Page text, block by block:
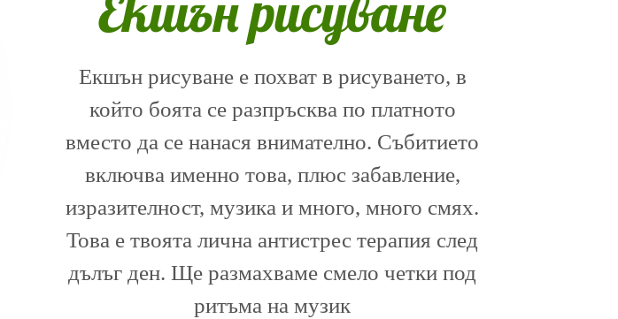
Екшън рисуване е похват в рисуването, в
който боята се разпръсква по платното
вместо да се нанася внимателно. Събитието
включва именно това, плюс забавление,
изразителност, музика и много, много смях.
Това е твоята лична антистрес терапия след
дълъг ден. Ще размахваме смело четки под
ритъма на музик